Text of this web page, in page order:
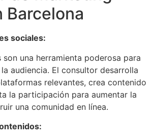
Barcelona
sociales:
son una herramienta poderosa para
audiencia. El consultor desarrolla
relevantes, crea contenido
la participación para aumentar la
una comunidad en línea.